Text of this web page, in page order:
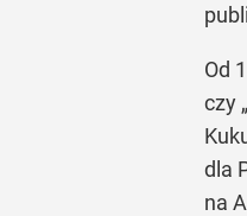
Od
czy
dla
na